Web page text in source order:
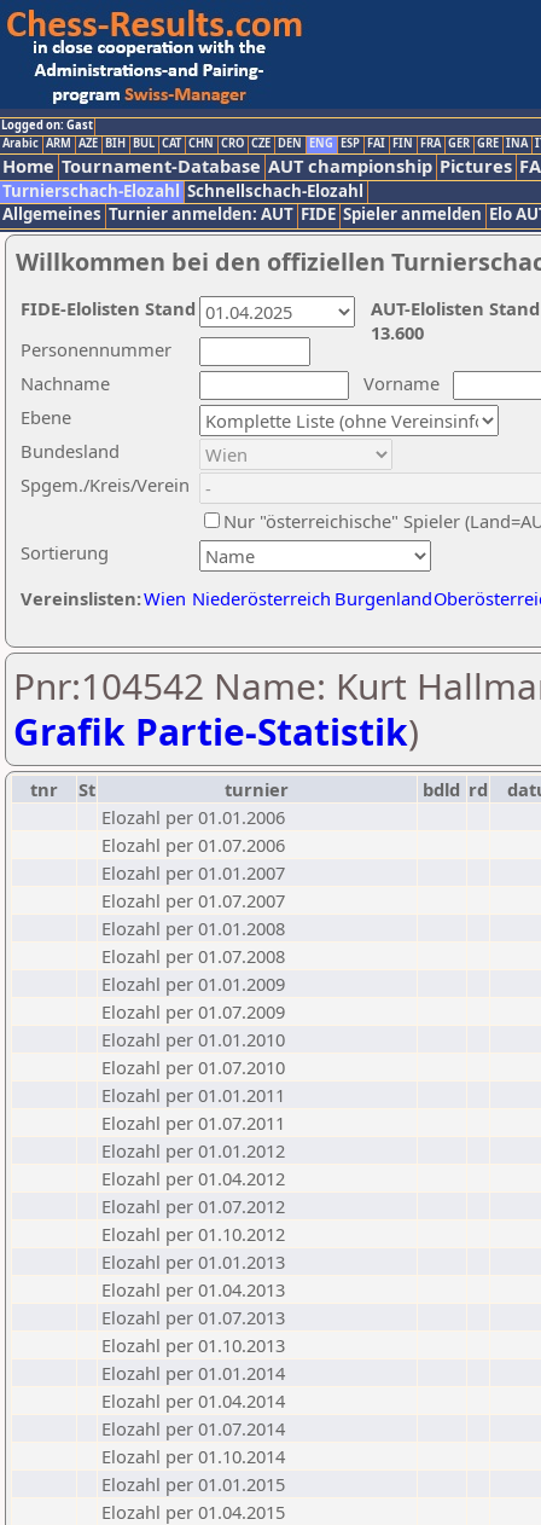
Logged on: Gast
Arabic ARM AZE BIH BUL CAT CHN CRO CZE DEN ENG ESP FAI FIN FRA GER GRE INA
Home Tournament-Database AUT championship Pictures
Turnierschach-Elozahl Schnellschach-Elozahl
Allgemeines Turnier anmelden: AUT FIDE Spieler anmelden Elo
Willkommen bei den offiziellen
Nachname
Vorname
Ebene
Sortierung
Personennummer
Bundesland
Spgem./Kreis/Verein
Nur "österreichische" Spieler
Vereinslisten:Wien Niederösterreich Burgenland
AUT-Elolisten
13.600
FIDE-Elolisten Stand
Pnr:104542 Name: Kurt
Grafik Partie-Statistik)
tnr St turnier bdld rd
Elozahl per 01.01.2006
Elozahl per 01.07.2006
Elozahl per 01.01.2007
Elozahl per 01.07.2007
Elozahl per 01.01.2008
Elozahl per 01.07.2008
Elozahl per 01.01.2009
Elozahl per 01.07.2009
Elozahl per 01.01.2010
Elozahl per 01.07.2010
Elozahl per 01.01.2011
Elozahl per 01.07.2011
Elozahl per 01.01.2012
Elozahl per 01.04.2012
Elozahl per 01.07.2012
Elozahl per 01.10.2012
Elozahl per 01.01.2013
Elozahl per 01.04.2013
Elozahl per 01.07.2013
Elozahl per 01.10.2013
Elozahl per 01.01.2014
Elozahl per 01.04.2014
Elozahl per 01.07.2014
Elozahl per 01.10.2014
Elozahl per 01.01.2015
Elozahl per 01.04.2015